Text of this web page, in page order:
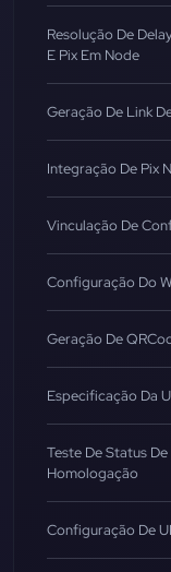
Resolução De
E Pix Em Node
Geração De Link
Integração De Pix
Vinculação De
Configuração Do
Geração De
Especificação Da
Teste De Status
Homologação
Configuração De